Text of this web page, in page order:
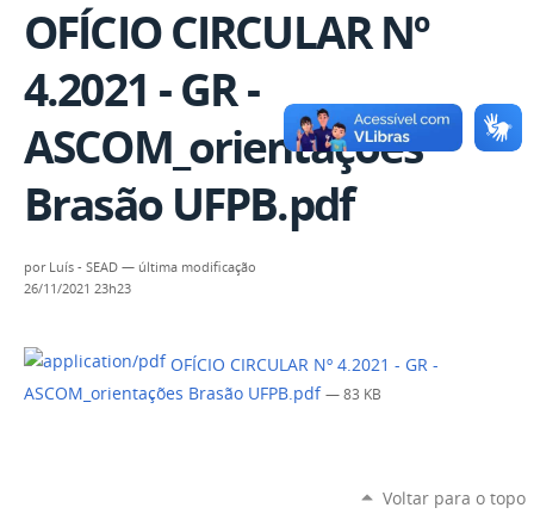
OFÍCIO CIRCULAR Nº
4.2021 - GR -
ASCOM_orientações
Brasão UFPB.pdf
por Luís - SEAD — última modificação
26/11/2021 23h23
OFÍCIO CIRCULAR Nº 4.2021 - GR -
ASCOM_orientações Brasão UFPB.pdf — 83 KB
Voltar para o topo